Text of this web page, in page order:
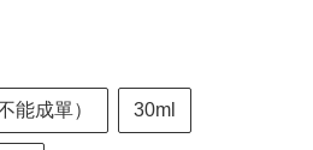
能成單） 30ml